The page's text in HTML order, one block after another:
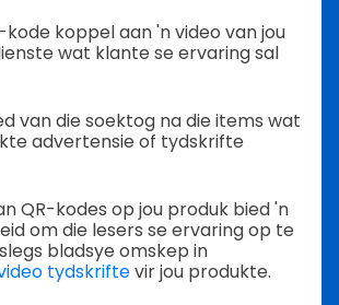
kode koppel aan 'n video van jou
wat klante se ervaring sal
van die soektog na die items wat
advertensie of tydskrifte
QR-kodes op jou produk bied 'n
om die lesers se ervaring op te
bladsye omskep in
tydskriftevir jou produkte.